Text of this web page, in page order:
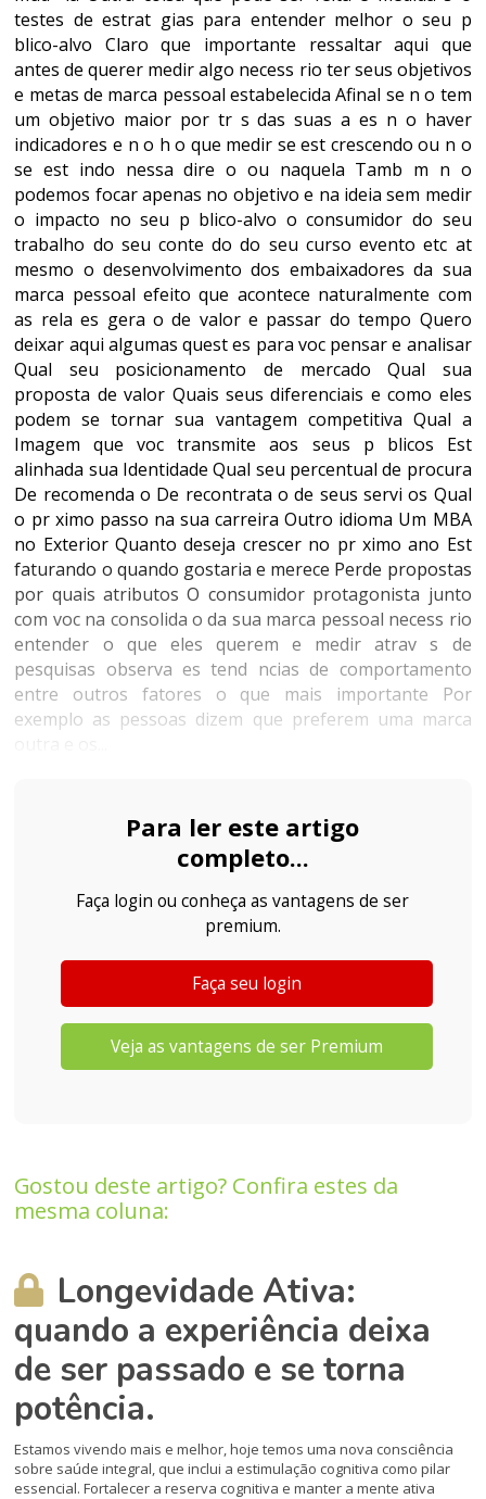
testes de estrat gias para entender melhor o seu p
blico-alvo Claro que importante ressaltar aqui que
antes de querer medir algo necess rio ter seus objetivos
e metas de marca pessoal estabelecida Afinal se n o tem
um objetivo maior por tr s das suas a es n o haver
indicadores e n o h o que medir se est crescendo ou n o
se est indo nessa dire o ou naquela Tamb m n o
podemos focar apenas no objetivo e na ideia sem medir
o impacto no seu p blico-alvo o consumidor do seu
trabalho do seu conte do do seu curso evento etc at
mesmo o desenvolvimento dos embaixadores da sua
marca pessoal efeito que acontece naturalmente com
as rela es gera o de valor e passar do tempo Quero
deixar aqui algumas quest es para voc pensar e analisar
Qual seu posicionamento de mercado Qual sua
proposta de valor Quais seus diferenciais e como eles
podem se tornar sua vantagem competitiva Qual a
Imagem que voc transmite aos seus p blicos Est
alinhada sua Identidade Qual seu percentual de procura
De recomenda o De recontrata o de seus servi os Qual
o pr ximo passo na sua carreira Outro idioma Um MBA
no Exterior Quanto deseja crescer no pr ximo ano Est
faturando o quando gostaria e merece Perde propostas
por quais atributos O consumidor protagonista junto
com voc na consolida o da sua marca pessoal necess rio
entender o que eles querem e medir atrav s de
pesquisas observa es tend ncias de comportamento
entre outros fatores o que mais importante Por
exemplo as pessoas dizem que preferem uma marca
Para ler este artigo
completo...
Faça login ou conheça as vantagens de ser
premium.
Faça seu login
Veja as vantagens de ser Premium
Gostou deste artigo? Confira estes da
mesma coluna:
Longevidade Ativa:
quando a experiência deixa
de ser passado e se torna
potência.
Estamos vivendo mais e melhor, hoje temos uma nova consciência
sobre saúde integral, que inclui a estimulação cognitiva como pilar
essencial. Fortalecer a reserva cognitiva e manter a mente ativa